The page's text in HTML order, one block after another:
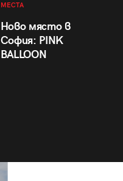
МЕСТА
Ново място в
София: PINK
BALLOON